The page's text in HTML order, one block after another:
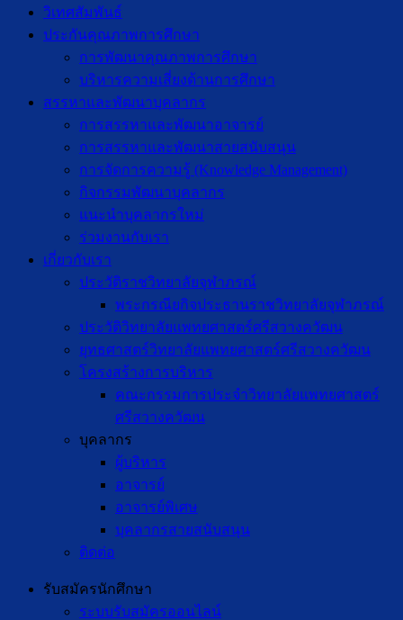
วิเทศสัมพันธ์
ประกันคุณภาพการศึกษา
การพัฒนาคุณภาพการศึกษา
บริหารความเสี่ยงด้านการศึกษา
สรรหาและพัฒนาบุคลากร
การสรรหาและพัฒนาอาจารย์
การสรรหาและพัฒนาสายสนับสนุน
การจัดการความรู้ (Knowledge Management)
กิจกรรมพัฒนาบุคลากร
แนะนำบุคลากรใหม่
ร่วมงานกับเรา
เกี่ยวกับเรา
ประวัติราชวิทยาลัยจุฬาภรณ์
พระกรณียกิจประธานราชวิทยาลัยจุฬาภรณ์
ประวัติวิทยาลัยแพทยศาสตร์ศรีสวางควัฒน
ยุทธศาสตร์วิทยาลัยแพทยศาสตร์ศรีสวางควัฒน
โครงสร้างการบริหาร
คณะกรรมการประจำวิทยาลัยแพทยศาสตร์
ศรีสวางควัฒน
บุคลากร
ผู้บริหาร
อาจารย์
อาจารย์พิเศษ
บุคลากรสายสนับสนุน
ติดต่อ
รับสมัครนักศึกษา
ระบบรับสมัครออนไลน์